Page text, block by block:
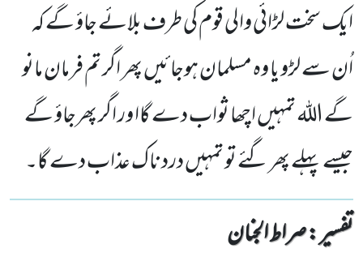
ایک سخت لڑائی والی قوم کی طرف بلائے جاؤ گے کہ
اُن سے لڑو یا وہ مسلمان ہوجائیں پھر اگر تم فرمان مانو
گے اللہ تمہیں اچھا ثواب دے گاا ور اگر پھرجاؤ گے
جیسے پہلے پھر گئے تو تمہیں درد ناک عذاب دے گا۔
تفسیر : ‎صراط الجنان